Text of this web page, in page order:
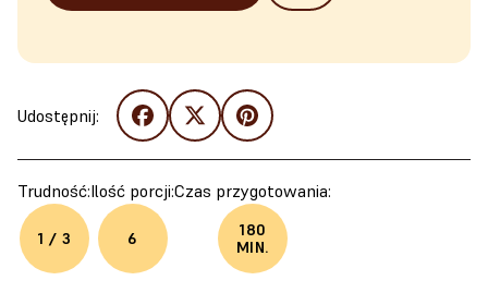
Udostępnij:
Trudność:
1 / 3
Ilość porcji:
6
Czas przygotowania:
180
MIN.